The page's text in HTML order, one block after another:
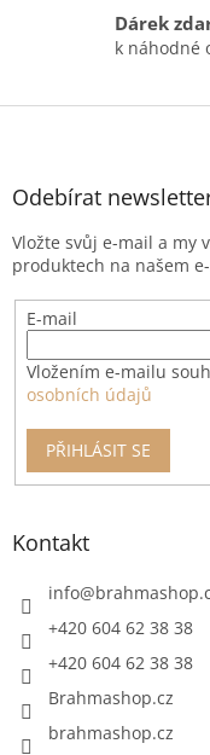
Dárek
k náhodné
Z
Odebírat
Vložte svůj e-mail a my
produktech na našem
E-mail
Vložením e-mailu
osobních údajů
PŘIHLÁSIT SE
Kontakt
info@
+420 604 62 38 38
+420 604 62 38 38
Brahmashop.cz
brahmashop.cz